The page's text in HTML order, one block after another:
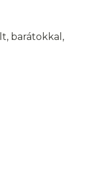
barátokkal,